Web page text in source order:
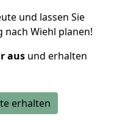
und lassen Sie
Wiehl planen!
aus und erhalten
erhalten